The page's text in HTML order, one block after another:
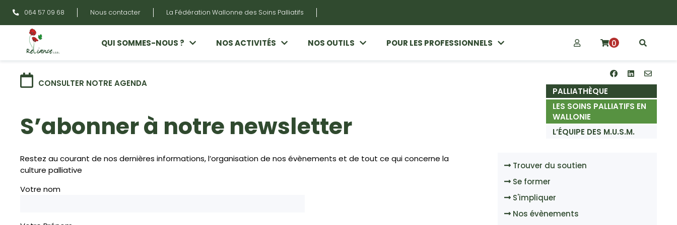
064 57 09 68 Nous contacter La Fédération Wallonne des Soins Palliatifs
QUI SOMMES-NOUS ? NOS ACTIVITÉS NOS OUTILS POUR LES PROFESSIONNELS 0
CONSULTER NOTRE AGENDA
PALLIATHÈQUE
LES SOINS PALLIATIFS EN
WALLONIE
L’ÉQUIPE DES M.U.S.M.
S’abonner à notre newsletter
Restez au courant de nos dernières informations, l’organisation de nos évènements et de tout ce qui concerne la
culture palliative
Votre nom
Trouver du soutien
Se former
S'impliquer
Nos évènements